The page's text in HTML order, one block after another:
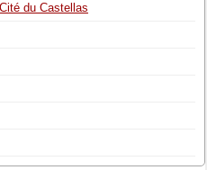
du Castellas